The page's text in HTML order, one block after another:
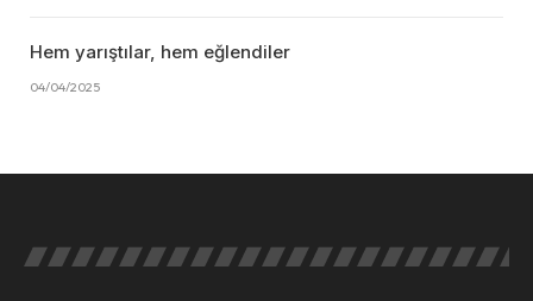
Hem yarıştılar, hem eğlendiler
04/04/2025